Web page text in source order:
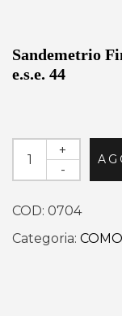
Sandemetrio
e.s.e. 44
-
+
COD: 0704
Categoria: